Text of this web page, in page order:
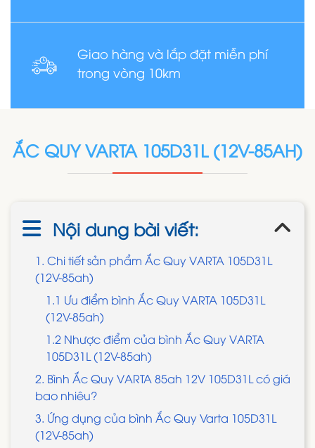
Giao hàng và lắp đặt miễn phí
trong vòng 10km
ẮC QUY VARTA 105D31L (12V-85AH)
Nội dung bài viết:
1. Chi tiết sản phẩm Ắc Quy VARTA 105D31L
(12V-85ah)
1.1 Ưu điểm bình Ắc Quy VARTA 105D31L
(12V-85ah)
1.2 Nhược điểm của bình Ắc Quy VARTA
105D31L (12V-85ah)
2. Bình Ắc Quy VARTA 85ah 12V 105D31L có giá
bao nhiêu?
3. Ứng dụng của bình Ắc Quy Varta 105D31L
(12V-85ah)